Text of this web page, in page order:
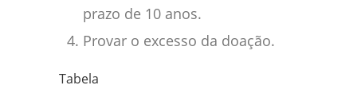
prazo de 10 anos.
Provar o excesso da doação.
Tabela